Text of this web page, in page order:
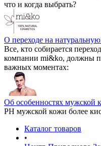
что и когда выбрать?
О переходе на натуральную
Все, кто собирается
компании mi&ko, должны
важных моментах:
Об особенностях мужской
РН мужской кожи более
Каталог товаров
•